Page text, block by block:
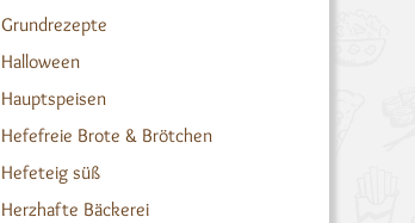
Grundrezepte
Halloween
Hauptspeisen
Hefefreie Brote & Brötchen
Hefeteig süß
Herzhafte Bäckerei